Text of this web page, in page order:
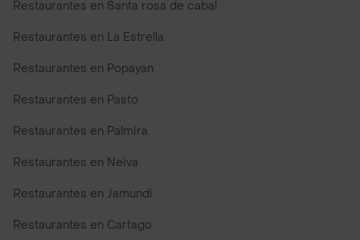
Restaurantes en Santa rosa de cabal
Restaurantes en La Estrella
Restaurantes en Popayan
Restaurantes en Pasto
Restaurantes en Palmira
Restaurantes en Neiva
Restaurantes en Jamundi
Restaurantes en Cartago